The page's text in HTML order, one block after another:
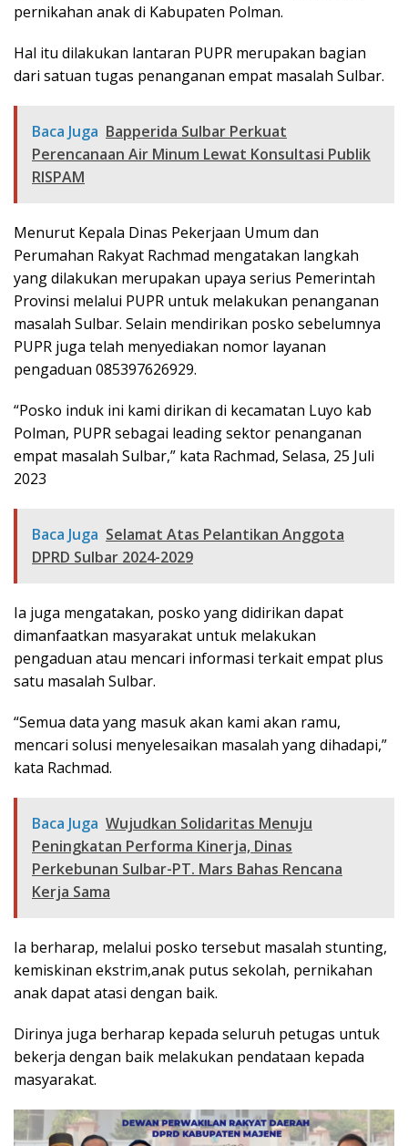
pernikahan anak di Kabupaten Polman.
Hal itu dilakukan lantaran PUPR merupakan bagian
dari satuan tugas penanganan empat masalah Sulbar.
Baca Juga Bapperida Sulbar Perkuat
Perencanaan Air Minum Lewat Konsultasi Publik
RISPAM
Menurut Kepala Dinas Pekerjaan Umum dan
Perumahan Rakyat Rachmad mengatakan langkah
yang dilakukan merupakan upaya serius Pemerintah
Provinsi melalui PUPR untuk melakukan penanganan
masalah Sulbar. Selain mendirikan posko sebelumnya
PUPR juga telah menyediakan nomor layanan
pengaduan 085397626929.
“Posko induk ini kami dirikan di kecamatan Luyo kab
Polman, PUPR sebagai leading sektor penanganan
empat masalah Sulbar,” kata Rachmad, Selasa, 25 Juli
2023
Baca Juga Selamat Atas Pelantikan Anggota
DPRD Sulbar 2024-2029
Ia juga mengatakan, posko yang didirikan dapat
dimanfaatkan masyarakat untuk melakukan
pengaduan atau mencari informasi terkait empat plus
satu masalah Sulbar.
“Semua data yang masuk akan kami akan ramu,
mencari solusi menyelesaikan masalah yang dihadapi,”
kata Rachmad.
Baca Juga Wujudkan Solidaritas Menuju
Peningkatan Performa Kinerja, Dinas
Perkebunan Sulbar-PT. Mars Bahas Rencana
Kerja Sama
Ia berharap, melalui posko tersebut masalah stunting,
kemiskinan ekstrim,anak putus sekolah, pernikahan
anak dapat atasi dengan baik.
Dirinya juga berharap kepada seluruh petugas untuk
bekerja dengan baik melakukan pendataan kepada
masyarakat.